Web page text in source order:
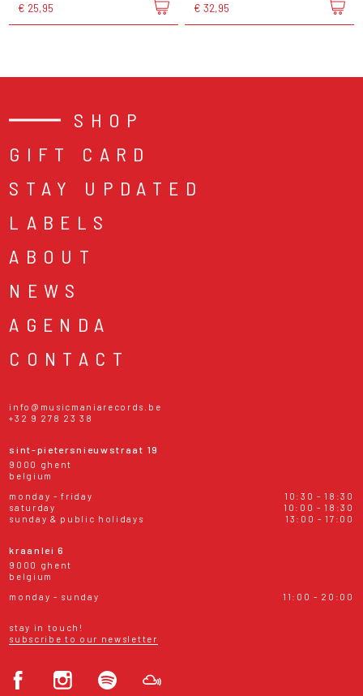
€ 25,95 € 32,95
SHOP
GIFT CARD
STAY UPDATED
LABELS
ABOUT
NEWS
AGENDA
CONTACT
info@musicmaniarecords.be
+32 9 278 23 38
sint-pietersnieuwstraat 19
9000 ghent
belgium
monday - friday
10:30 - 18:30
saturday
10:00 - 18:30
sunday & public holidays
13:00 - 17:00
kraanlei 6
9000 ghent
belgium
monday - sunday
11:00 - 20:00
stay in touch!
subscribe to our newsletter